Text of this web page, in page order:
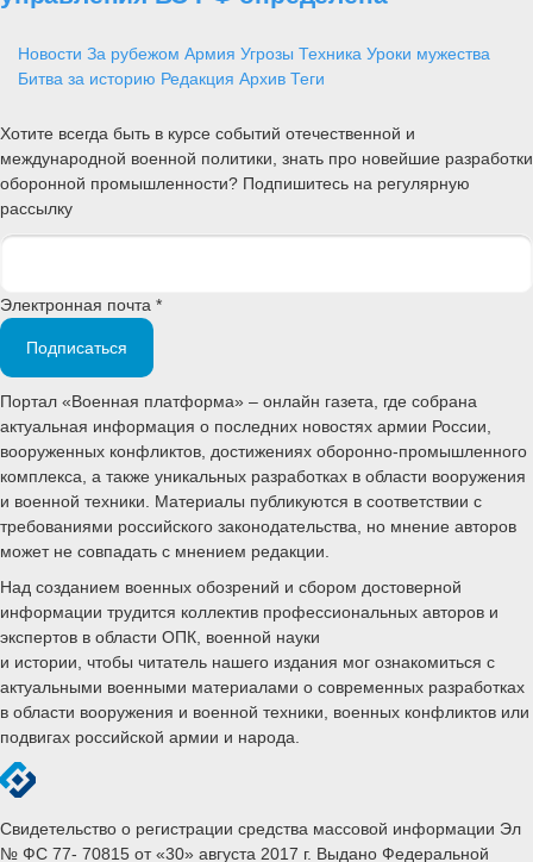
Новости За рубежом Армия Угрозы Техника Уроки мужества
Битва за историю Редакция Архив Теги
Хотите всегда быть в курсе событий отечественной и
международной военной политики, знать про новейшие разработки
оборонной промышленности? Подпишитесь на регулярную
рассылку
Электронная почта *
Подписаться
Портал «Военная платформа» – онлайн газета, где собрана
актуальная информация о последних новостях армии России,
вооруженных конфликтов, достижениях оборонно-промышленного
комплекса, а также уникальных разработках в области вооружения
и военной техники. Материалы публикуются в соответствии с
требованиями российского законодательства, но мнение авторов
может не совпадать с мнением редакции.
Над созданием военных обозрений и сбором достоверной
информации трудится коллектив профессиональных авторов и
экспертов в области ОПК, военной науки
и истории, чтобы читатель нашего издания мог ознакомиться с
актуальными военными материалами о современных разработках
в области вооружения и военной техники, военных конфликтов или
подвигах российской армии и народа.
Свидетельство о регистрации средства массовой информации Эл
№ ФС 77- 70815 от «30» августа 2017 г. Выдано Федеральной